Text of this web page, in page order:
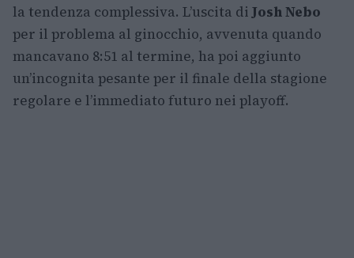
la tendenza complessiva. L’uscita diJosh Nebo
per il problema al ginocchio, avvenuta quando
mancavano 8:51 al termine, ha poi aggiunto
un’incognita pesante per il finale della stagione
regolare e l’immediato futuro nei playoff.